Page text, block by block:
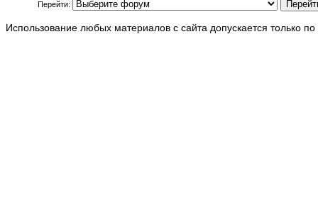
Перейти:
Использование любых материалов с сайта допускается только